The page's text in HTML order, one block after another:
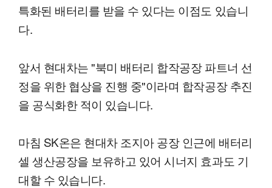
특화된 배터리를 받을 수 있다는 이점도 있습니
다.
앞서 현대차는 "북미 배터리 합작공장 파트너 선
정을 위한 협상을 진행 중"이라며 합작공장 추진
을 공식화한 적이 있습니다.
마침 SK온은 현대차 조지아 공장 인근에 배터리
셀 생산공장을 보유하고 있어 시너지 효과도 기
대할 수 있습니다.